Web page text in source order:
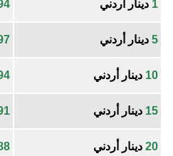
1 دينار أردني
5 دينار أردني
10 دينار أردني
15 دينار أردني
20 دينار أردني